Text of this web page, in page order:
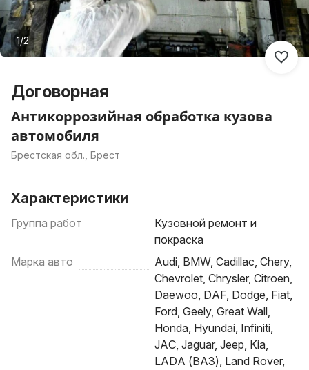
1/2
Договорная
Антикоррозийная обработка кузова
автомобиля
Брестская обл., Брест
Характеристики
Группа работ
Кузовной ремонт и
покраска
Марка авто
Audi, BMW, Cadillac, Chery,
Chevrolet, Chrysler, Citroen,
Daewoo, DAF, Dodge, Fiat,
Ford, Geely, Great Wall,
Honda, Hyundai, Infiniti,
JAC, Jaguar, Jeep, Kia,
LADA (ВАЗ), Land Rover,